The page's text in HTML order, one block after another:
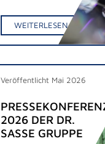
WEITERLESEN
Veröffentlicht Mai 2026
2026 DER DR.
SASSE GRUPPE